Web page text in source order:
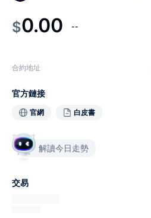
$0.00 --
合約地址
官方鏈接
官網 白皮書
解讀今日走勢
交易